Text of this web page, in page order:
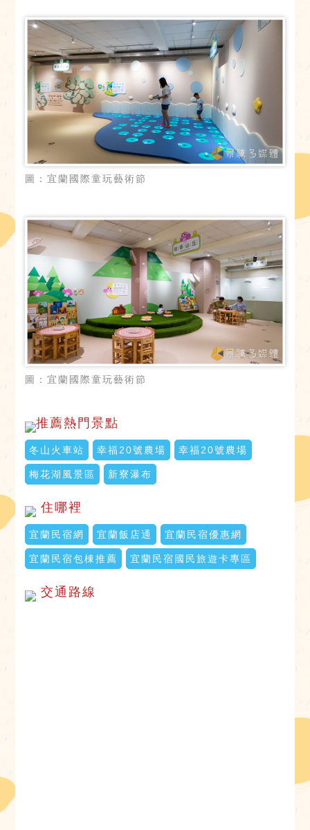
圖：宜蘭國際童玩藝術節
圖：宜蘭國際童玩藝術節
推薦熱門景點
冬山火車站 幸福20號農場 幸福20號農場
梅花湖風景區 新寮瀑布
住哪裡
宜蘭民宿網 宜蘭飯店通 宜蘭民宿優惠網
宜蘭民宿包棟推薦 宜蘭民宿國民旅遊卡專區
交通路線